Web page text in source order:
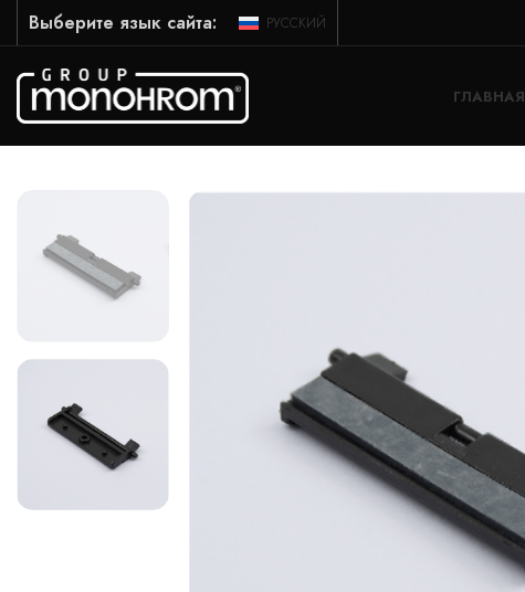
Выберите язык сайта: РУССКИЙ
ГЛАВНАЯ